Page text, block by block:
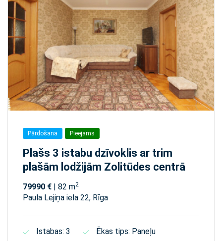
Pārdošana Pieejams
Plašs 3 istabu dzīvoklis ar trim
plašām lodžijām Zolitūdes centrā
79990 € | 82 m2
Paula Lejiņa iela 22, Rīga
Istabas: 3
Ēkas tips: Paneļu